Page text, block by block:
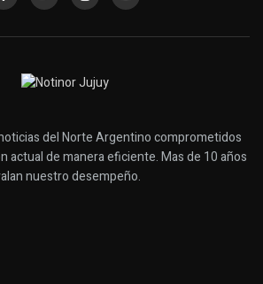
del Norte Argentino comprometidos
actual de manera eficiente. Mas de 10 años
nuestro desempeño.